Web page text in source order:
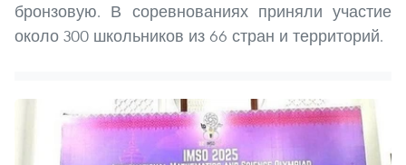
бронзовую. В соревнованиях приняли участие
около 300 школьников из 66 стран и территорий.